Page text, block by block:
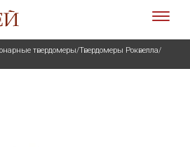
твердомеры/Твердомеры Роквелла/